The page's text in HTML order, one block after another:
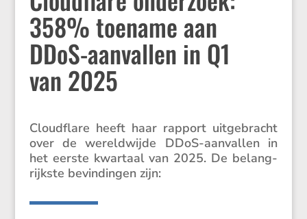
358% toename aan
DDoS-aanvallen in Q1
van 2025
Cloud­flare heeft haar rapport uitge­bracht
over de wereld­wijde DDoS-aanvallen in
het eerste kwartaal van 2025. De belang­
rijkste bevin­dingen zijn: